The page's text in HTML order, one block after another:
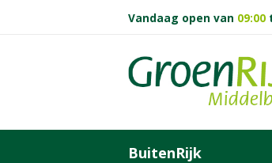
Vandaag open van 09:00
BuitenRijk